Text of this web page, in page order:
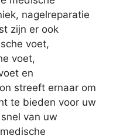
nagelreparatie
zijn er ook
voet,
voet,
en
streeft ernaar om
te bieden voor uw
van uw